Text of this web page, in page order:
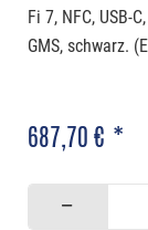
Fi 7, NFC, USB-
GMS, schwarz.
687,70 € *